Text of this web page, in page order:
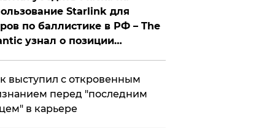
Starlink для
по баллистике в РФ – The
узнал о позиции
выступил с откровенным
перед "последним
в карьере